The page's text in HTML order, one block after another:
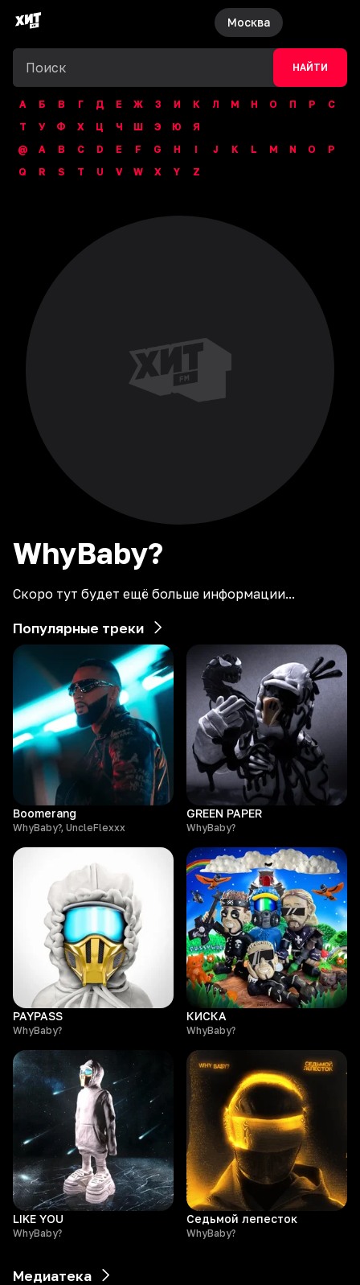
Москва
НАЙТИ
А Б В Г Д Е Ж З И К Л М Н О П Р
С
Т
У Ф Х Ц Ч Ш Э Ю
Я
@
A B C D E F G H I J K L M N O
P
Q
R S T U V W X Y Z
WhyBaby?
Скоро тут будет ещё больше информации...
Популярные треки
Boomerang
WhyBaby?, UncleFlexxx
GREEN PAPER
WhyBaby?
PAYPASS
WhyBaby?
КИСКА
WhyBaby?
LIKE YOU
WhyBaby?
Седьмой лепесток
WhyBaby?
Медиатека